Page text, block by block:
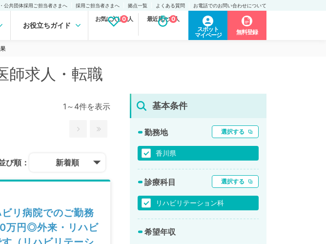
公共団体採用ご担当者さまへ 採用ご担当者さまへ 拠点一覧 よくある質問 お電話でのお問い合わせについて
お役立ちガイド
お気に入り求人
0 最近見た求人
0
スポット
マイページ
無料登録
師求人・転職
1～4件を表示
び順： 新着順
ビリ病院でのご勤務
円◎外来・リハビ
基本条件
勤務地 選択する
香川県
診療科目 選択する
リハビリテーション科
希望年収